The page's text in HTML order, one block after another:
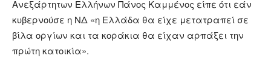
Ανεξάρτητων Ελλήνων Πάνος Καμμένος είπε ότι εάν
κυβερνούσε η ΝΔ «η Ελλάδα θα είχε μετατραπεί σε
βίλα οργίων και τα κοράκια θα είχαν αρπάξει την
πρώτη κατοικία».